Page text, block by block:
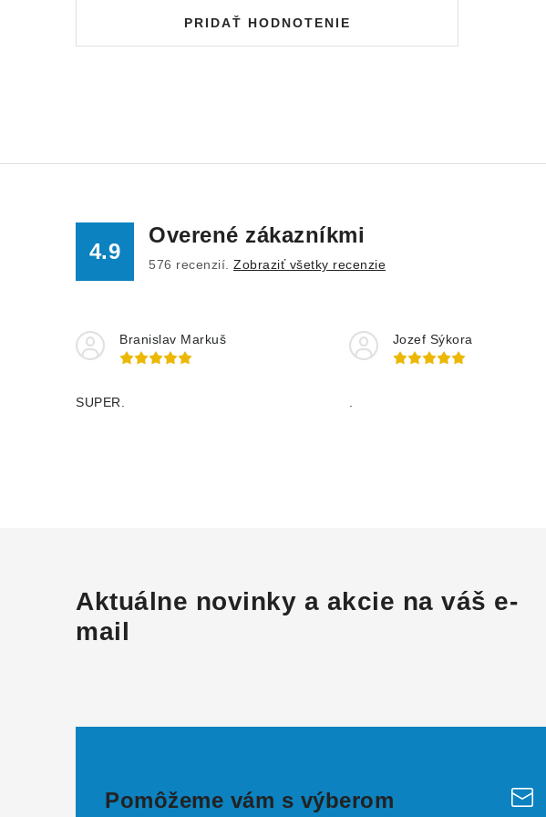
PRIDAŤ HODNOTENIE
4.9
Overené zákazníkmi
576 recenzií. Zobraziť všetky recenzie
Branislav Markuš
SUPER.
Jozef Sýkora
Aktuálne novinky a akcie na váš e-
mail
Pomôžeme vám s výberom